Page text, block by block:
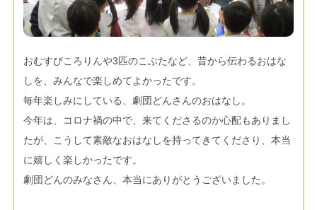
おむすびころりんや3匹のこぶたなど、昔から伝わるおはな
しを、みんなで楽しめてよかったです。
毎年楽しみにしている、劇団どんさんのおはなし。
今年は、コロナ禍の中で、来てくださるのか心配もありまし
たが、こうして素敵なおはなしを持ってきてくださり、本当
に嬉しく楽しかったです。
劇団どんのみなさん、本当にありがとうございました。